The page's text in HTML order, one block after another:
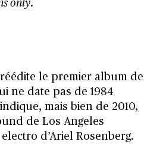
only.
le premier album de
ne date pas de 1984
mais bien de 2010,
de Los Angeles
d’Ariel Rosenberg.